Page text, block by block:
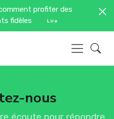
profiter des
fidèles
Lire
nous
écoute pour répondre